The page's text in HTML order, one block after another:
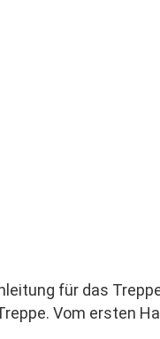
für das
Vom ersten